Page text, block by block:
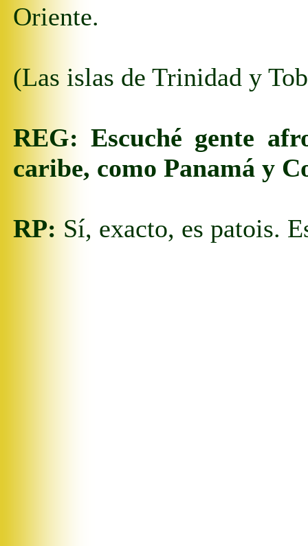
Oriente.
(Las islas de Trinidad y
REG: Escuché gente
caribe, como Panamá y
RP: Sí, exacto, es patois.